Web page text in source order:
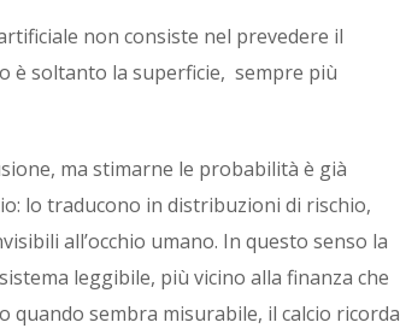
non consiste nel prevedere il
è soltanto la superficie, sempre più
ma stimarne le probabilità è già
lo traducono in distribuzioni di rischio,
all’occhio umano. In questo senso la
leggibile, più vicino alla finanza che
sembra misurabile, il calcio ricorda